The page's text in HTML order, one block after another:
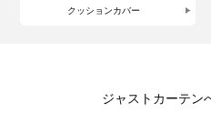
クッションカバー
ジャストカーテン